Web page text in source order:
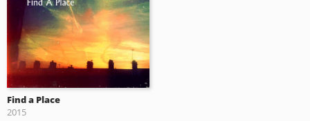
Find a Place
2015